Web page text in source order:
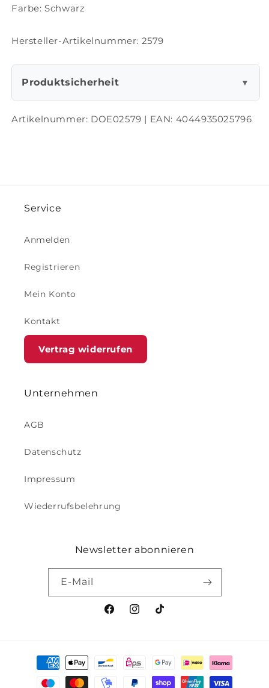
Farbe: Schwarz
Hersteller-Artikelnummer: 2579
Produktsicherheit ▼
Artikelnummer: DOE02579 | EAN: 4044935025796
Service
Anmelden
Registrieren
Mein Konto
Kontakt
Vertrag widerrufen
Unternehmen
AGB
Datenschutz
Impressum
Wiederrufsbelehrung
Newsletter abonnieren
E-Mail
FacebookInstagram
TikTok
Zahlungsmethoden